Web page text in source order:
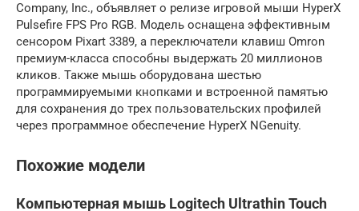
Company, Inc., объявляет о релизе игровой мыши HyperX
Pulsefire FPS Pro RGB. Модель оснащена эффективным
сенсором Pixart 3389, а переключатели клавиш Omron
премиум-класса способны выдержать 20 миллионов
кликов. Также мышь оборудована шестью
программируемыми кнопками и встроенной памятью
для сохранения до трех пользовательских профилей
через программное обеспечение HyperX NGenuity.
Похожие модели
Компьютерная мышь Logitech Ultrathin Touch